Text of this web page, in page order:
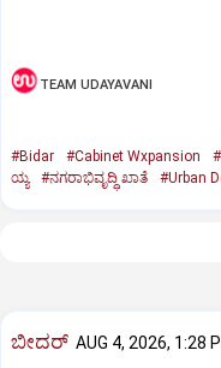
TEAM UDAYAVANI
#Bidar #Cabinet Wxpansion
ಯ್ಯ
#ನಗರಾಭಿವೃದ್ಧಿ ಖಾತೆ #Urban
ಬೀದರ್ AUG 4, 2026, 1:28